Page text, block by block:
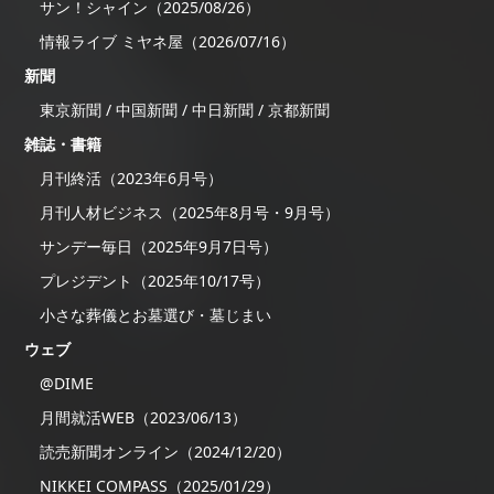
サン！シャイン（2025/08/26）
情報ライブ ミヤネ屋（2026/07/16）
新聞
東京新聞 / 中国新聞 / 中日新聞 / 京都新聞
雑誌・書籍
月刊終活（2023年6月号）
月刊人材ビジネス（2025年8月号・9月号）
サンデー毎日（2025年9月7日号）
プレジデント（2025年10/17号）
小さな葬儀とお墓選び・墓じまい
ウェブ
@DIME
月間就活WEB（2023/06/13）
読売新聞オンライン（2024/12/20）
NIKKEI COMPASS（2025/01/29）